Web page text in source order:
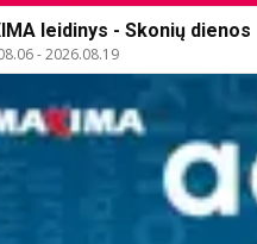
leidinys - Skonių dienos
-2026.08.19